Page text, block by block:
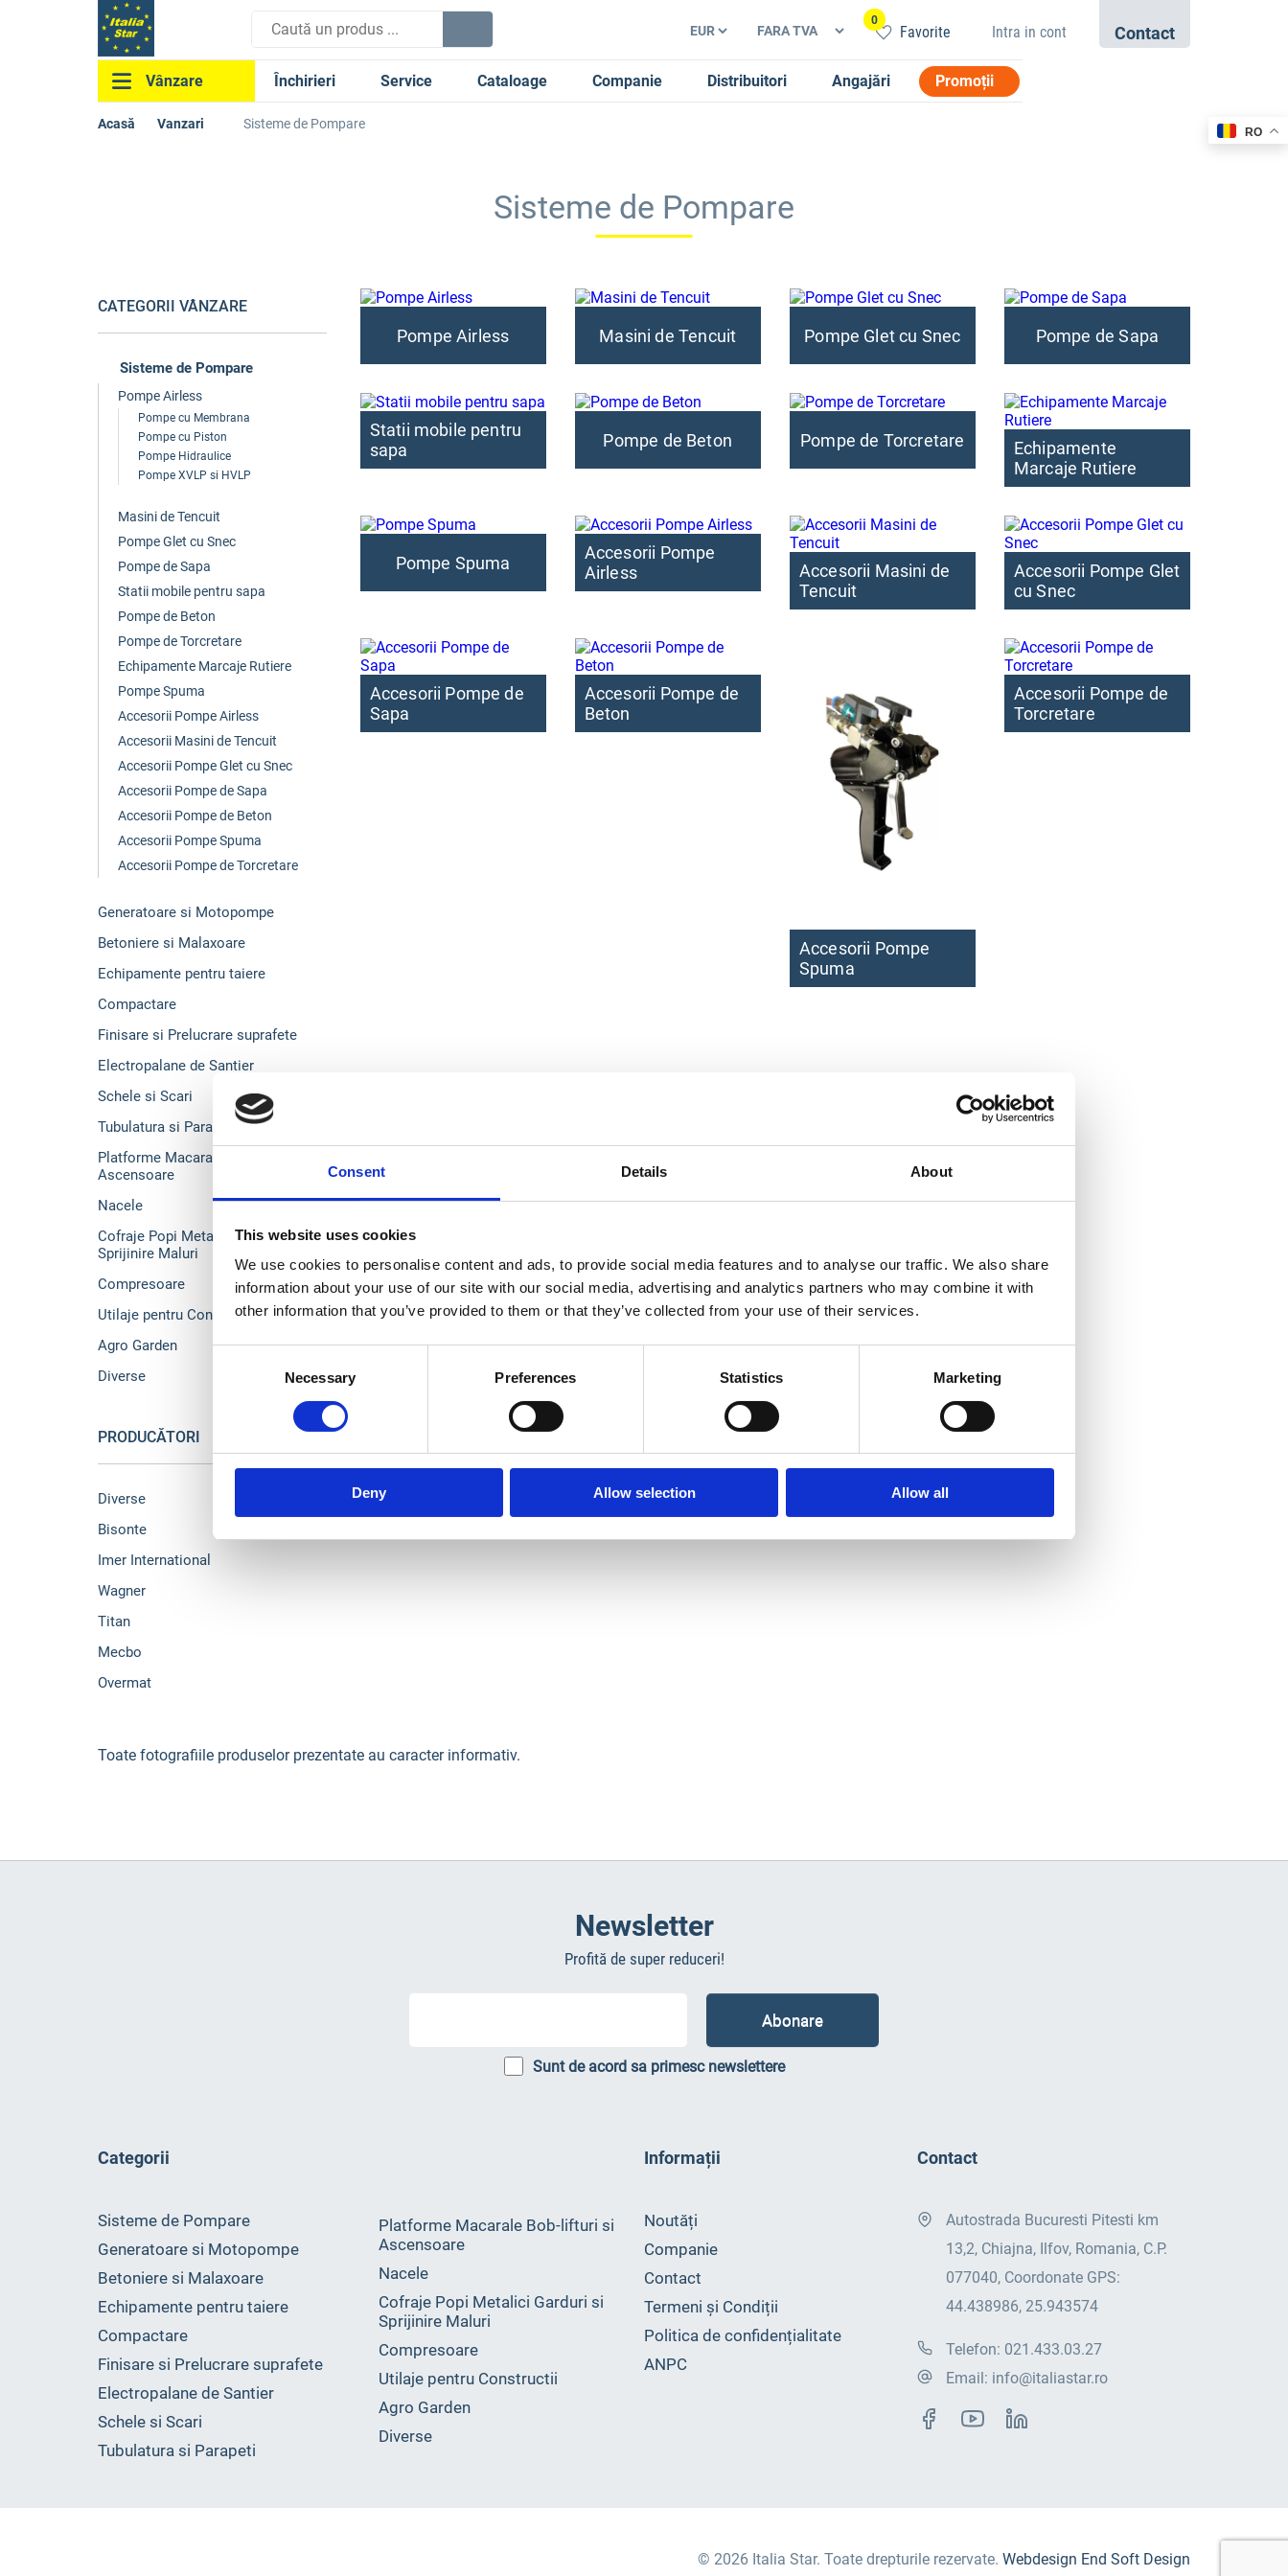
Consent Details About
This website uses cookies
We use cookies to personalise content and ads, to provide social media features and to analyse our traffic. We also share
information about your use of our site with our social media, advertising and analytics partners who may combine it with
other information that you’ve provided to them or that they’ve collected from your use of their services.
Necessary Preferences Statistics Marketing
Deny Allow selection Allow all
Favorite
0
Intra in cont Contact
Vânzare Închirieri Service Cataloage Companie Distribuitori Angajări Promoții
Acasă Vanzari Sisteme de Pompare
Sisteme de Pompare
CATEGORII VÂNZARE
Sisteme de Pompare
Pompe Airless
Pompe cu Membrana
Pompe cu Piston
Pompe Hidraulice
Pompe XVLP si HVLP
Masini de Tencuit
Pompe Glet cu Snec
Pompe de Sapa
Statii mobile pentru sapa
Pompe de Beton
Pompe de Torcretare
Echipamente Marcaje Rutiere
Pompe Spuma
Accesorii Pompe Airless
Accesorii Masini de Tencuit
Accesorii Pompe Glet cu Snec
Accesorii Pompe de Sapa
Accesorii Pompe de Beton
Accesorii Pompe Spuma
Accesorii Pompe de Torcretare
Generatoare si Motopompe
Betoniere si Malaxoare
Echipamente pentru taiere
Compactare
Finisare si Prelucrare suprafete
Electropalane de Santier
Schele si Scari
Tubulatura si Parapeti
Platforme Macarale Bob-lifturi si
Ascensoare
Nacele
Cofraje Popi Metalici Garduri si
Sprijinire Maluri
Compresoare
Utilaje pentru Constructii
Agro Garden
Diverse
PRODUCĂTORI
Diverse
Bisonte
Imer International
Wagner
Titan
Mecbo
Overmat
Pompe Airless Masini de Tencuit Pompe Glet cu Snec Pompe de Sapa
Statii mobile pentru
sapa
Pompe de Beton Pompe de Torcretare
Echipamente
Marcaje Rutiere
Pompe Spuma
Accesorii Pompe
Airless
Accesorii Masini de
Tencuit
Accesorii Pompe Glet
cu Snec
Accesorii Pompe de
Sapa
Accesorii Pompe de
Beton
Accesorii Pompe
Spuma
Accesorii Pompe de
Torcretare
Toate fotografiile produselor prezentate au caracter informativ.
Newsletter
Profită de super reduceri!
Sunt de acord sa primesc newslettere
Categorii
Sisteme de Pompare
Generatoare si Motopompe
Betoniere si Malaxoare
Echipamente pentru taiere
Compactare
Finisare si Prelucrare suprafete
Electropalane de Santier
Schele si Scari
Tubulatura si Parapeti
Platforme Macarale Bob-lifturi si
Ascensoare
Nacele
Cofraje Popi Metalici Garduri si
Sprijinire Maluri
Compresoare
Utilaje pentru Constructii
Agro Garden
Diverse
Informații
Noutăți
Companie
Contact
Termeni și Condiții
Politica de confidențialitate
ANPC
Contact
Autostrada Bucuresti Pitesti km
13,2, Chiajna, Ilfov, Romania, C.P.
077040, Coordonate GPS:
44.438986, 25.943574
Telefon: 021.433.03.27
Email: info@italiastar.ro
© 2026 Italia Star. Toate drepturile rezervate. Webdesign End Soft Design
RO